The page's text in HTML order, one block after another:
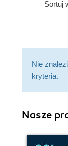
Sortuj
Nie
kryteria.
Nasze